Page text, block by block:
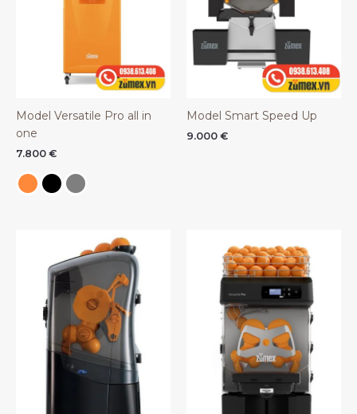
Model Versatile Pro all in
one
7.800 €
Model Smart Speed Up
9.000 €